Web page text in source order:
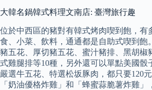
大韓名鍋韓式料理文南店: 臺灣旅行趣
位於中西區的豬對有韓式烤肉喫到飽，有
食、小菜、飲料，通通都是自助式喫到飽
豬五花、厚切豬五花、蜜汁豬排、黑胡椒
式雞腿排等10種，另外還可以單點美國骰
嚴選牛五花、特選松坂豚肉，都只要120
「奶油優格炸雞」和「蜂蜜蒜脆薯炸雞